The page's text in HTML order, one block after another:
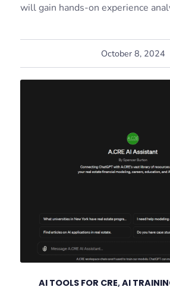
will gain hands-on experience
October 8, 2024
AI TOOLS FOR CRE,AI